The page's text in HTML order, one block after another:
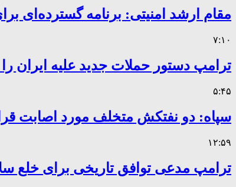
مقام ارشد امنیتی: برنامه گسترده‌ای
۷:۱۰
ترامپ دستور حملات جدید علیه ایران
۵:۴۵
سپاه: دو نفتکش متخلف مورد اصابت
۱۲:۵۹
ترامپ مدعی توافق تاریخی برای خلع